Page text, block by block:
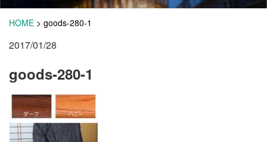
学 ぶ(健康福祉)
(宿泊)
施設・料金
HOME > goods-280-1
2017/01/28
goods-280-1